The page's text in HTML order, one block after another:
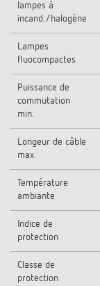
lampes à
incand./halogène
Lampes
fluocompactes
Puissance de
commutation
min.
Longeur de câble
max.
Température
ambiante
Indice de
protection
Classe de
protection